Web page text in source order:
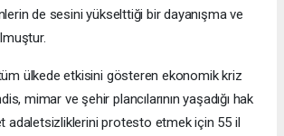
de sesini yükselttiği bir dayanışma ve
ülkede etkisini gösteren ekonomik kriz
mimar ve şehir plancılarının yaşadığı hak
adaletsizliklerini protesto etmek için 55 il